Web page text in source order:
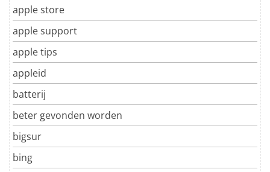
apple store
apple support
apple tips
appleid
batterij
beter gevonden worden
bigsur
bing